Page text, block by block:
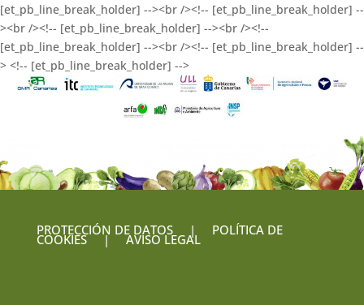
[et_pb_line_break_holder] --><br /><!-- [et_pb_line_break_holder] --
><br /><!-- [et_pb_line_break_holder] --><br /><!--
[et_pb_line_break_holder] --><br /><!-- [et_pb_line_break_holder] --
> <!-- [et_pb_line_break_holder] -->
PROTECCIÓN DE DATOS| POLÍTICA DE
COOKIES| AVISO LEGAL